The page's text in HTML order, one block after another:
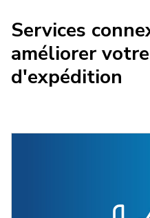
Services
améliorer
d'expédition